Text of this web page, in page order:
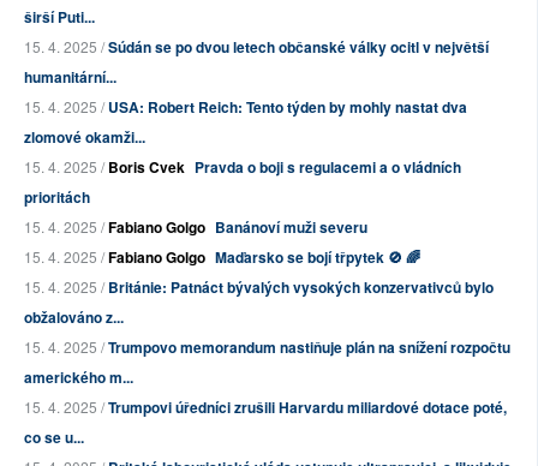
širší Puti...
15. 4. 2025 /Súdán se po dvou letech občanské války ocitl v největší
humanitární...
15. 4. 2025 /USA: Robert Reich: Tento týden by mohly nastat dva
zlomové okamži...
15. 4. 2025 /Boris Cvek Pravda o boji s regulacemi a o vládních
prioritách
15. 4. 2025 /Fabiano Golgo Banánoví muži severu
15. 4. 2025 /Fabiano Golgo Maďarsko se bojí třpytek 🚫 🌈
15. 4. 2025 /Británie: Patnáct bývalých vysokých konzervativců bylo
obžalováno z...
15. 4. 2025 /Trumpovo memorandum nastiňuje plán na snížení rozpočtu
amerického m...
15. 4. 2025 /Trumpovi úředníci zrušili Harvardu miliardové dotace poté,
co se u...